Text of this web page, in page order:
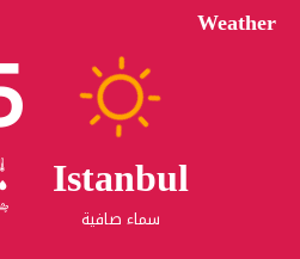
Weather
Istanbul
سماء صافية